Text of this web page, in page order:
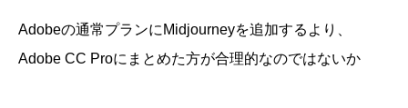
Adobeの通常プランにMidjourneyを追加するより、
Adobe CC Proにまとめた方が合理的なのではないか